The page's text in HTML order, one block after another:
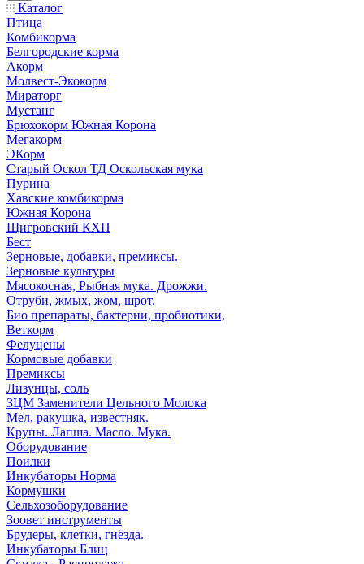
Каталог
Птица
Комбикорма
Белгородские корма
Акорм
Молвест-Экокорм
Мираторг
Мустанг
Брюхокорм Южная Корона
Мегакорм
ЭКорм
Старый Оскол ТД Оскольская мука
Пурина
Хавские комбикорма
Южная Корона
Щигровский КХП
Бест
Зерновые, добавки, премиксы.
Зерновые культуры
Мясокосная, Рыбная мука. Дрожжи.
Отруби, жмых, жом, шрот.
Био препараты, бактерии, пробиотики,
Веткорм
Фелуцены
Кормовые добавки
Премиксы
Лизунцы, соль
ЗЦМ Заменители Цельного Молока
Мел, ракушка, известняк.
Крупы. Лапша. Масло. Мука.
Оборудование
Поилки
Инкубаторы Норма
Кормушки
Сельхозоборудование
Зоовет инструменты
Брудеры, клетки, гнёзда.
Инкубаторы Блиц